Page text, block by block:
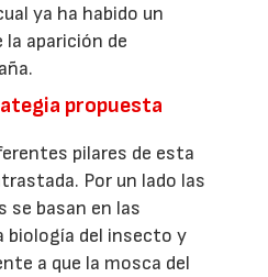
ya ha habido un
la aparición de
propuesta
pilares de esta
Por un lado las
se basan en las
biología del insecto y
a que la mosca del